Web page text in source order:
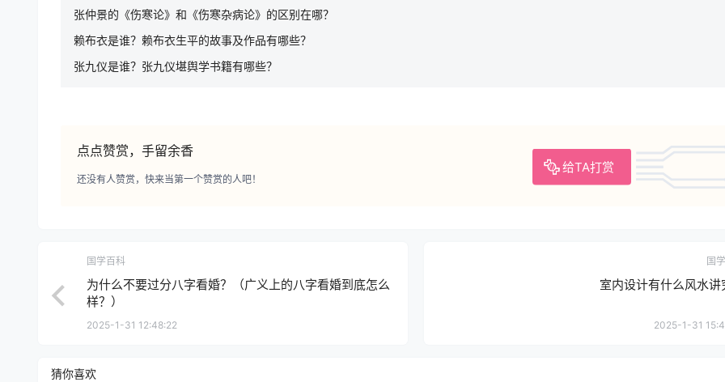
张仲景的《伤寒论》和《伤寒杂病论》的区别在哪？
赖布衣是谁？赖布衣生平的故事及作品有哪些？
张九仪是谁？张九仪堪舆学书籍有哪些？
点点赞赏，手留余香
给TA打赏
还没有人赞赏，快来当第一个赞赏的人吧！
国学百科
为什么不要过分八字看婚？（广义上的八字看婚到底怎么
样？）
2025-1-31 12:48:22
国
室内设计有什么风水讲
2025-1-31
猜你喜欢